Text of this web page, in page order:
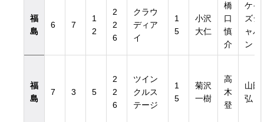
福
島
6 7
1
2
2
2
6
クラウ
ディア
イ
1
5
小沢
大仁
橋
口
慎
介
ケイ
ズジ
ャパ
ン
福
島
7 3 5
2
2
6
ツイン
クルス
テージ
1
5
菊沢
一樹
高
木
登
山田
弘